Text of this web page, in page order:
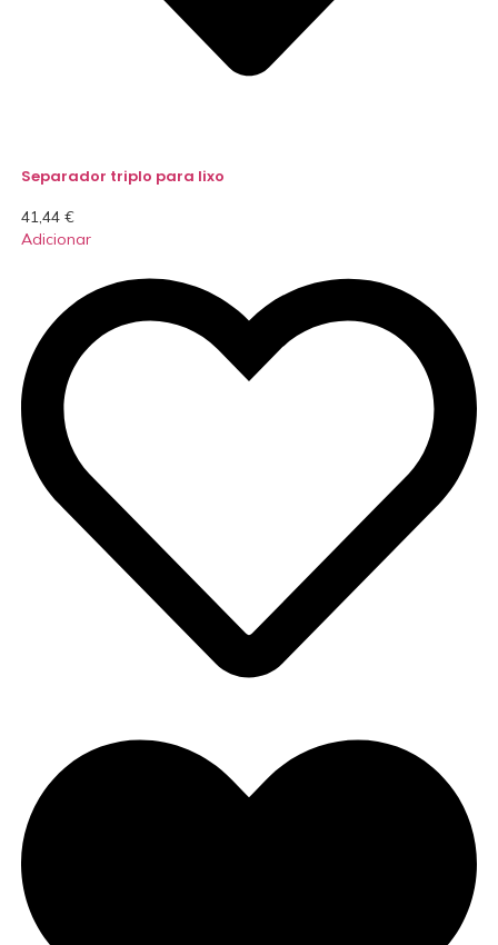
Separador triplo para lixo
41,44 €
Adicionar